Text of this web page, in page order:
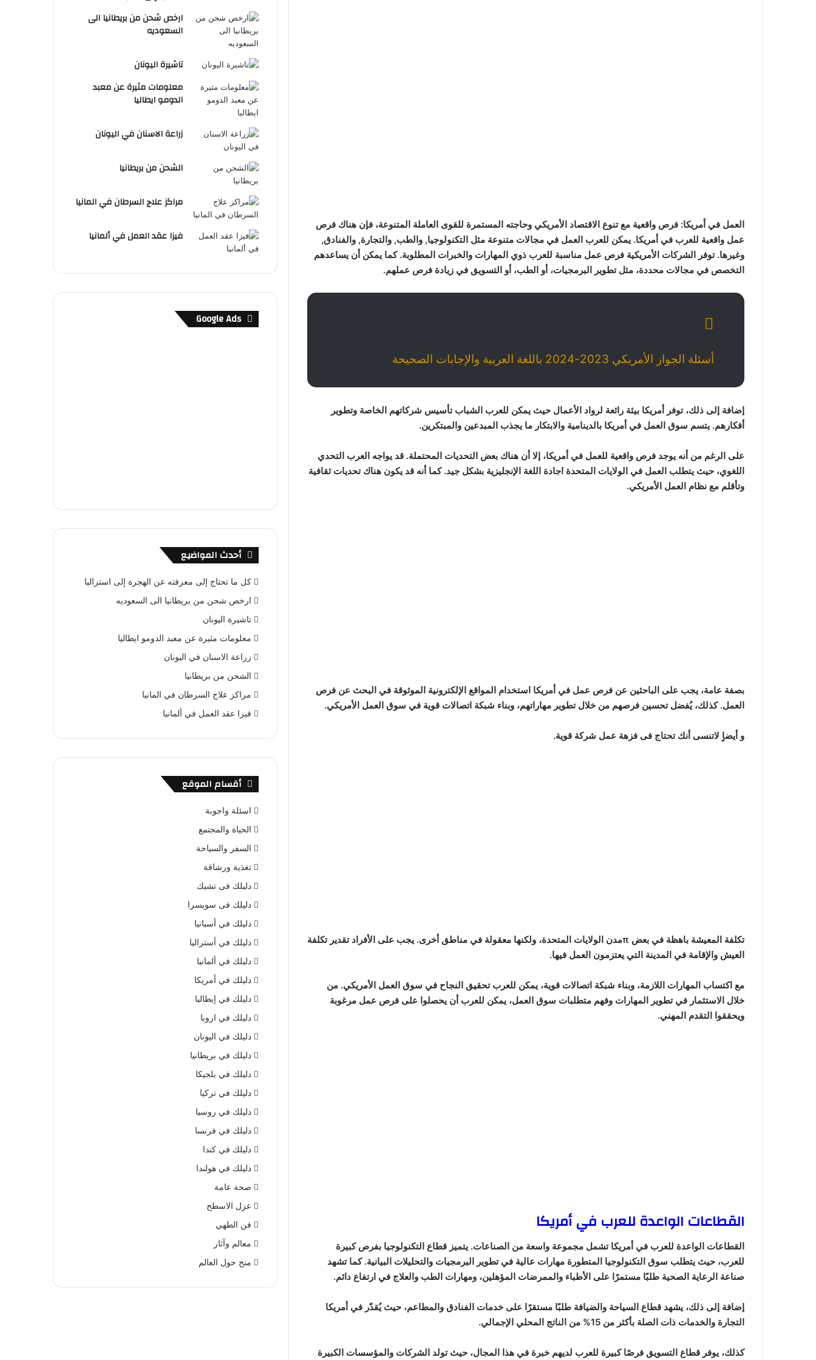
العمل في أمريكا: فرص واقعية مع تنوع الاقتصاد الأمريكي وحاجته المستمرة للقوى العاملة المتنوعة، فإن هناك فرص
عمل واقعية للعرب في أمريكا. يمكن للعرب العمل في مجالات متنوعة مثل التكنولوجيا, والطب, والتجارة, والفنادق,
وغيرها. توفر الشركات الأمريكية فرص عمل مناسبة للعرب ذوي المهارات والخبرات المطلوبة. كما يمكن أن يساعدهم
التخصص في مجالات محددة، مثل تطوير البرمجيات، أو الطب، أو التسويق في زيادة فرص عملهم.
أسئلة الجواز الأمريكي 2023-2024 باللغة العربية والإجابات الصحيحة
إضافة إلى ذلك، توفر أمريكا بيئة رائعة لرواد الأعمال حيث يمكن للعرب الشباب تأسيس شركاتهم الخاصة وتطوير
أفكارهم. يتسم سوق العمل في أمريكا بالدينامية والابتكار ما يجذب المبدعين والمبتكرين.
على الرغم من أنه يوجد فرص واقعية للعمل في أمريكا، إلا أن هناك بعض التحديات المحتملة. قد يواجه العرب التحدي
اللغوي، حيث يتطلب العمل في الولايات المتحدة اجادة اللغة الإنجليزية بشكل جيد. كما أنه قد يكون هناك تحديات ثقافية
وتأقلم مع نظام العمل الأمريكي.
بصفة عامة، يجب على الباحثين عن فرص عمل في أمريكا استخدام المواقع الإلكترونية الموثوقة في البحث عن فرص
العمل. كذلك، يُفضل تحسين فرصهم من خلال تطوير مهاراتهم، وبناء شبكة اتصالات قوية في سوق العمل الأمريكي.
و أيضاٍ لاتنسى أنك تحتاج فى فزھة عمل شركة قوية.
تكلفة المعيشة باهظة في بعض π‏مدن الولايات المتحدة، ولكنها معقولة في مناطق أخرى. يجب على الأفراد تقدير تكلفة
العيش والإقامة في المدينة التي يعتزمون العمل فيها.
مع اكتساب المهارات اللازمة، وبناء شبكة اتصالات قوية، يمكن للعرب تحقيق النجاح في سوق العمل الأمريكي. من
خلال الاستثمار في تطوير المهارات وفهم متطلبات سوق العمل، يمكن للعرب أن يحصلوا على فرص عمل مرغوبة
ويحققوا التقدم المهني.
القطاعات الواعدة للعرب في أمريكا
القطاعات الواعدة للعرب في أمريكا تشمل مجموعة واسعة من الصناعات. يتميز قطاع التكنولوجيا بفرص كبيرة
للعرب، حيث يتطلب سوق التكنولوجيا المتطورة مهارات عالية في تطوير البرمجيات والتحليلات البيانية. كما تشهد
صناعة الرعاية الصحية طلبًا مستمرًا على الأطباء والممرضات المؤهلين، ومهارات الطب والعلاج في ارتفاع دائم.
إضافة إلى ذلك، يشهد قطاع السياحة والضيافة طلبًا مستقرًا على خدمات الفنادق والمطاعم، حيث يُقدّر في أمريكا
التجارة والخدمات ذات الصلة بأكثر من 15% من الناتج المحلي الإجمالي.
كذلك، يوفر قطاع التسويق فرصًا كبيرة للعرب لديهم خبرة في هذا المجال، حيث تولد الشركات والمؤسسات الكبيرة
ارخص شحن من بريطانيا الى
السعوديه
تاشيرة اليونان
معلومات مثيرة عن معبد
الدومو ايطاليا
زراعة الاسنان في اليونان
الشحن من بريطانيا
مراكز علاج السرطان في المانيا
فيزا عقد العمل في ألمانيا
Google Ads
أحدث المواضيع
كل ما تحتاج إلى معرفته عن الهجرة إلى استراليا
ارخص شحن من بريطانيا الى السعوديه
تاشيرة اليونان
معلومات مثيرة عن معبد الدومو ايطاليا
زراعة الاسنان في اليونان
الشحن من بريطانيا
مراكز علاج السرطان في المانيا
فيزا عقد العمل في ألمانيا
أقسام الموقع
اسئلة واجوبة
الحياة والمجتمع
السفر والسياحة
تغذية ورشاقة
دليلك فى تشيك
دليلك فى سويسرا
دليلك في أسبانيا
دليلك في أستراليا
دليلك في ألمانيا
دليلك في أمريكا
دليلك في إيطاليا
دليلك في اروبا
دليلك في اليونان
دليلك في بريطانيا
دليلك في بلجيكا
دليلك في تركيا
دليلك في روسيا
دليلك في فرنسا
دليلك في كندا
دليلك في هولندا
صحة عامة
عزل الاسطح
فن الطهي
معالم وآثار
منح حول العالم